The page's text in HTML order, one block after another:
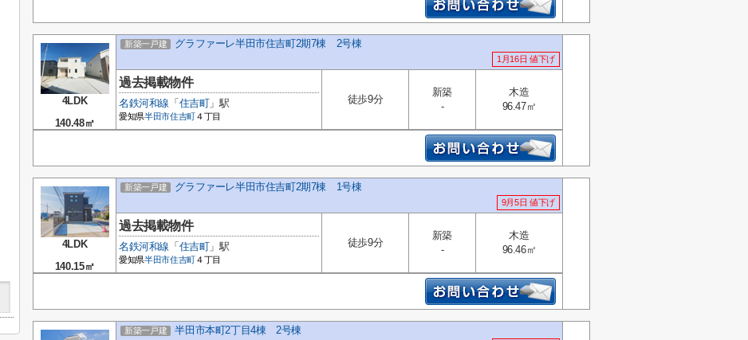
4LDK
140.48㎡
新築一戸建 グラファーレ半田市住吉町2期7棟 2号棟
1月16日 値下げ
過去掲載物件
名鉄河和線 「 住吉町」駅
愛知県半田市住吉町 ４丁目
徒歩9分
新築
-
木造
96.47㎡
4LDK
140.15㎡
新築一戸建 グラファーレ半田市住吉町2期7棟 1号棟
9月5日 値下げ
過去掲載物件
名鉄河和線 「 住吉町」駅
愛知県半田市住吉町 ４丁目
徒歩9分
新築
-
木造
96.46㎡
新築一戸建 半田市本町2丁目4棟 2号棟